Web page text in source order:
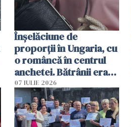
Înșelăciune de
proporții în Ungaria, cu
o româncă în centrul
anchetei. Bătrânii erau
puși să lase la poartă
genți cu aur și bani
07 IULIE 2026